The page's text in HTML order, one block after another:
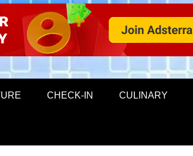
CHECK-IN CULINARY